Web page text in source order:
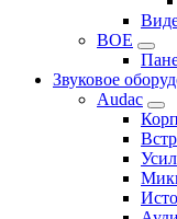
BOE
Звуковое
Audac